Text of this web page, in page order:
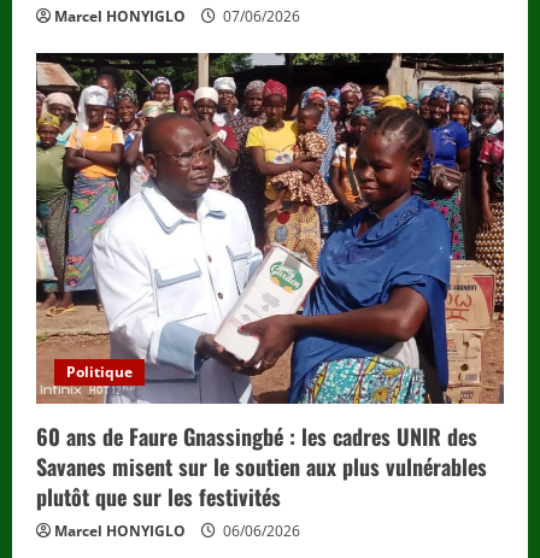
Marcel HONYIGLO 07/06/2026
Politique
60 ans de Faure Gnassingbé : les cadres UNIR des
Savanes misent sur le soutien aux plus vulnérables
plutôt que sur les festivités
Marcel HONYIGLO 06/06/2026